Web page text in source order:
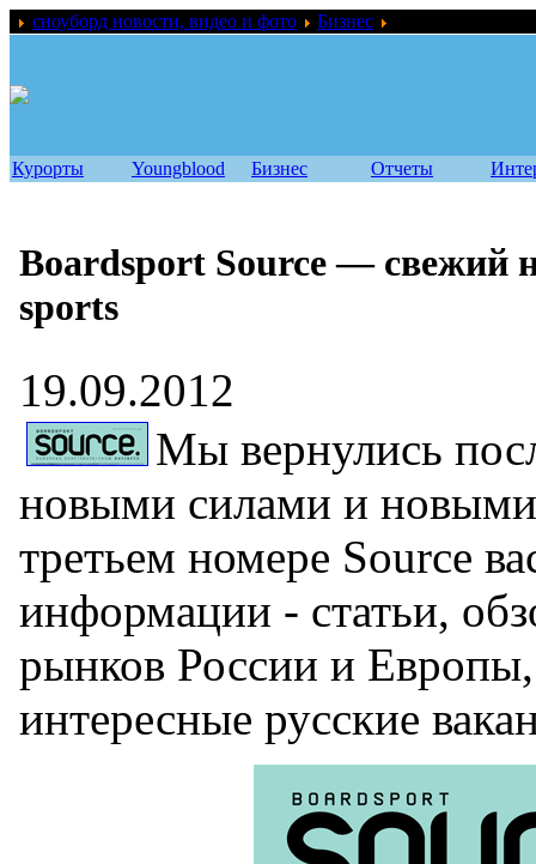
сноуборд новости, видео и фото Бизнес
Курорты Youngblood Бизнес Отчеты
Boardsport Source — свежий
sports
19.09.2012
Мы вернулись
новыми силами и
третьем номере Source
информации - статьи,
рынков России и
интересные русские